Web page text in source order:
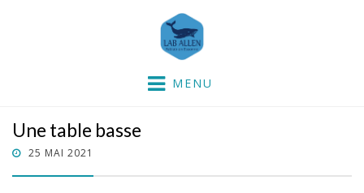
MENU
Une table basse
POSTED
25 MAI 2021